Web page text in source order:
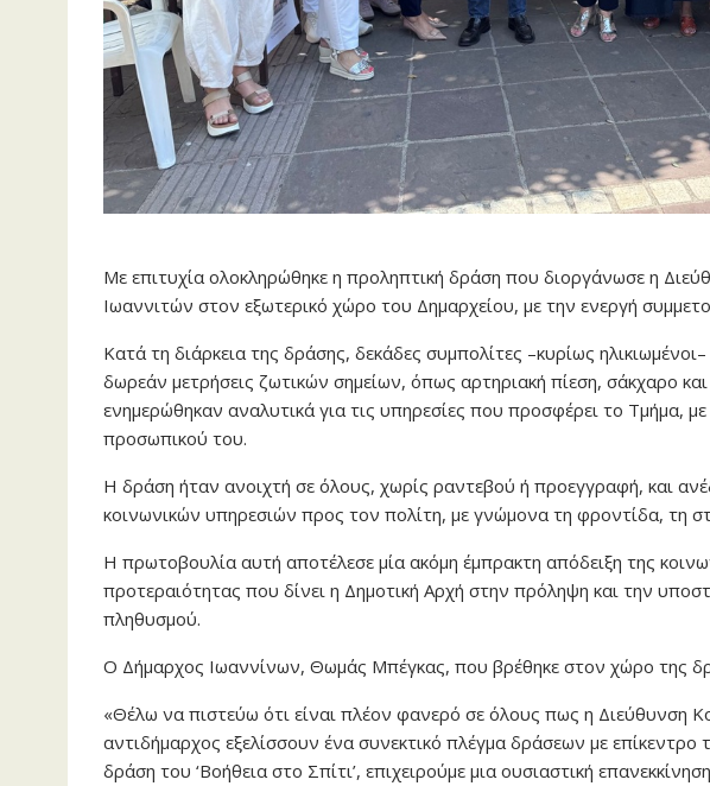
Με επιτυχία ολοκληρώθηκε η προληπτική δράση που διοργάνωσε η
Ιωαννιτών στον εξωτερικό χώρο του Δημαρχείου, με την ενεργή
Κατά τη διάρκεια της δράσης, δεκάδες συμπολίτες –κυρίως
δωρεάν μετρήσεις ζωτικών σημείων, όπως αρτηριακή πίεση, σάκχαρο
ενημερώθηκαν αναλυτικά για τις υπηρεσίες που προσφέρει το Τμήμα,
προσωπικού του.
Η δράση ήταν ανοιχτή σε όλους, χωρίς ραντεβού ή προεγγραφή, και
κοινωνικών υπηρεσιών προς τον πολίτη, με γνώμονα τη φροντίδα, τη
Η πρωτοβουλία αυτή αποτέλεσε μία ακόμη έμπρακτη απόδειξη της
προτεραιότητας που δίνει η Δημοτική Αρχή στην πρόληψη και την
πληθυσμού.
Ο Δήμαρχος Ιωαννίνων, Θωμάς Μπέγκας, που βρέθηκε στον χώρο της
«Θέλω να πιστεύω ότι είναι πλέον φανερό σε όλους πως η Διεύθυνση
αντιδήμαρχος εξελίσσουν ένα συνεκτικό πλέγμα δράσεων με
δράση του ‘Βοήθεια στο Σπίτι’, επιχειρούμε μια ουσιαστική